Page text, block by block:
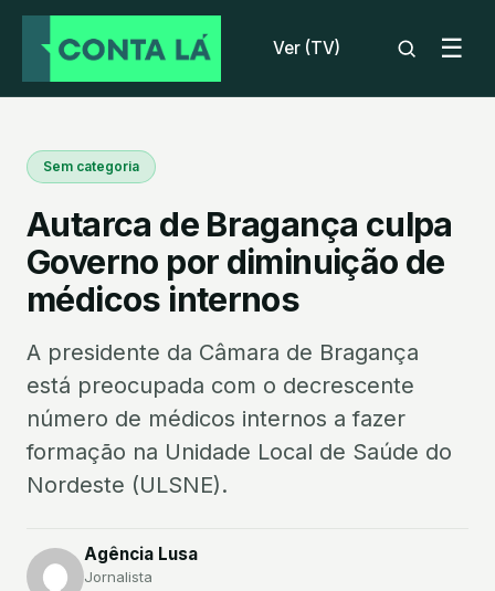
Ver (TV) ☰
Sem categoria
Autarca de Bragança culpa
Governo por diminuição de
médicos internos
A presidente da Câmara de Bragança
está preocupada com o decrescente
número de médicos internos a fazer
formação na Unidade Local de Saúde do
Nordeste (ULSNE).
Agência Lusa
Jornalista